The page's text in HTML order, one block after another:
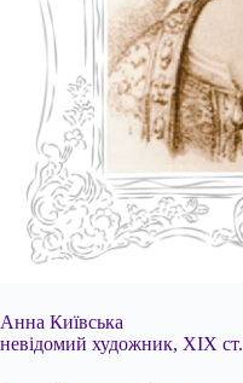
Анна Київська
невідомий художник, ХІХ ст.